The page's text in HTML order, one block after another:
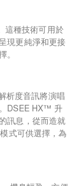
這種技術可用於
現更純淨和更接
析度音訊將演唱
DSEE HX™ 升
訊息，從而造就
式可供選擇，為